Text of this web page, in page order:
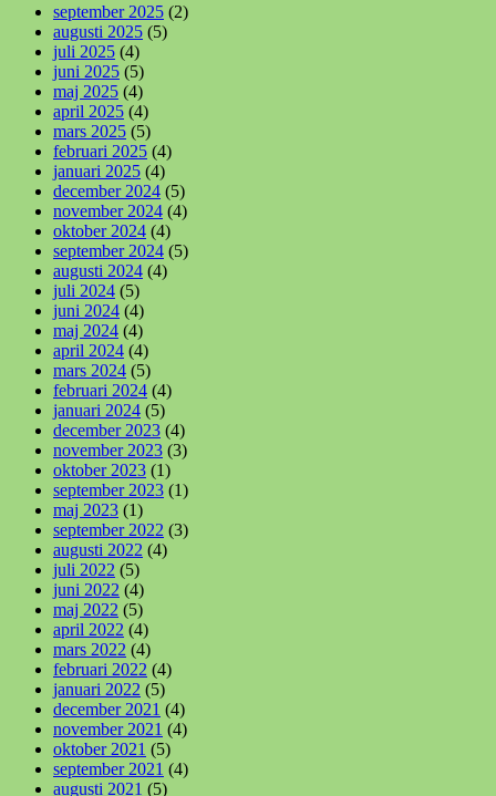
september 2025 (2)
augusti 2025 (5)
juli 2025 (4)
juni 2025 (5)
maj 2025 (4)
april 2025 (4)
mars 2025 (5)
februari 2025 (4)
januari 2025 (4)
december 2024 (5)
november 2024 (4)
oktober 2024 (4)
september 2024 (5)
augusti 2024 (4)
juli 2024 (5)
juni 2024 (4)
maj 2024 (4)
april 2024 (4)
mars 2024 (5)
februari 2024 (4)
januari 2024 (5)
december 2023 (4)
november 2023 (3)
oktober 2023 (1)
september 2023 (1)
maj 2023 (1)
september 2022 (3)
augusti 2022 (4)
juli 2022 (5)
juni 2022 (4)
maj 2022 (5)
april 2022 (4)
mars 2022 (4)
februari 2022 (4)
januari 2022 (5)
december 2021 (4)
november 2021 (4)
oktober 2021 (5)
september 2021 (4)
augusti 2021 (5)